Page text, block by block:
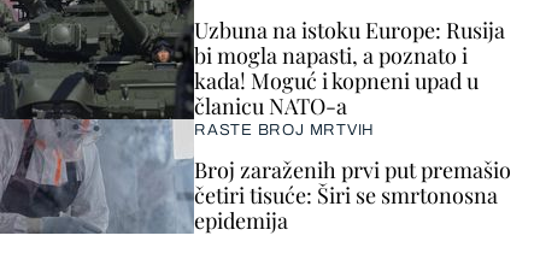
Uzbuna na istoku Europe: Rusija
bi mogla napasti, a poznato i
kada! Moguć i kopneni upad u
članicu NATO-a
RASTE BROJ MRTVIH
Broj zaraženih prvi put premašio
četiri tisuće: Širi se smrtonosna
epidemija